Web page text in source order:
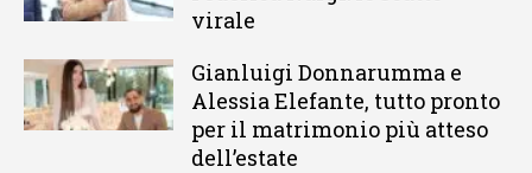
virale
Gianluigi Donnarumma e
Alessia Elefante, tutto pronto
per il matrimonio più atteso
dell’estate